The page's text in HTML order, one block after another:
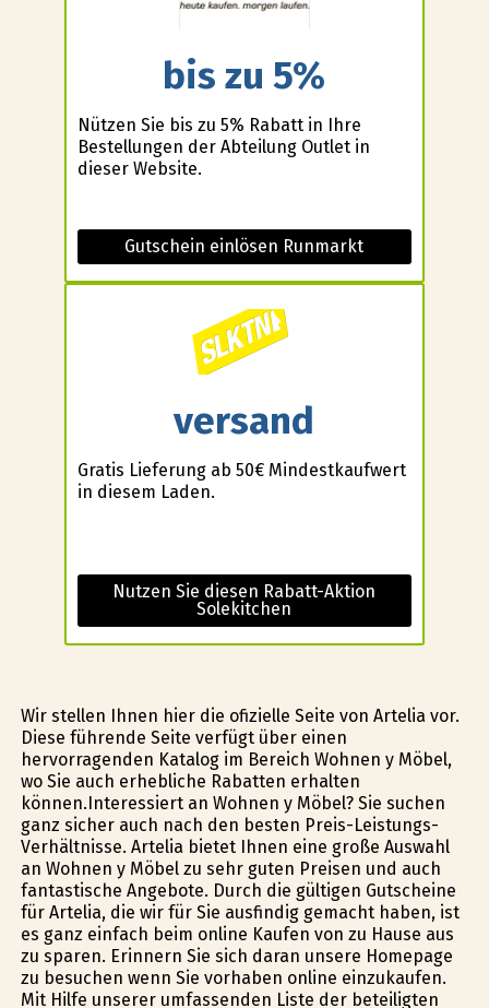
bis zu 5%
Nützen Sie bis zu 5% Rabatt in Ihre
Bestellungen der Abteilung Outlet in
dieser Website.
Gutschein einlösen Runmarkt
versand
Gratis Lieferung ab 50€ Mindestkaufwert
in diesem Laden.
Nutzen Sie diesen Rabatt-Aktion
Solekitchen
Wir stellen Ihnen hier die ofizielle Seite von Artelia vor.
Diese führende Seite verfügt über einen
hervorragenden Katalog im Bereich Wohnen y Möbel,
wo Sie auch erhebliche Rabatten erhalten
können.Interessiert an Wohnen y Möbel? Sie suchen
ganz sicher auch nach den besten Preis-Leistungs-
Verhältnisse. Artelia bietet Ihnen eine große Auswahl
an Wohnen y Möbel zu sehr guten Preisen und auch
fantastische Angebote. Durch die gültigen Gutscheine
für Artelia, die wir für Sie ausfindig gemacht haben, ist
es ganz einfach beim online Kaufen von zu Hause aus
zu sparen. Erinnern Sie sich daran unsere Homepage
zu besuchen wenn Sie vorhaben online einzukaufen.
Mit Hilfe unserer umfassenden Liste der beteiligten